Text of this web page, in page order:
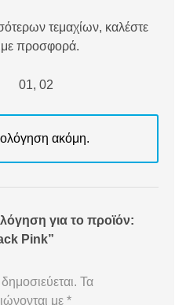
τεμαχίων, καλέστε
προσφορά.
01, 02
ακόμη.
για το προϊόν:
Pink”
Τα
με *